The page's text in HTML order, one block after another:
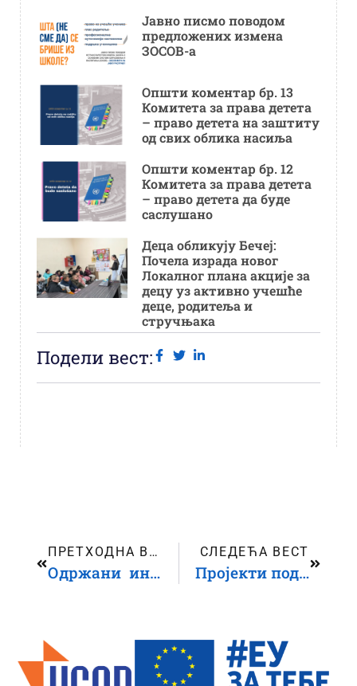
Јавно писмо поводом
предложених измена
ЗОСОВ-а
Општи коментар бр. 13
Комитета за права детета
– право детета на заштиту
од свих облика насиља
Општи коментар бр. 12
Комитета за права детета
– право детета да буде
саслушано
Деца обликују Бечеј:
Почела израда новог
Локалног плана акције за
децу уз активно учешће
деце, родитеља и
стручњака
Подели вест:
ПРЕТХОДНА ВЕСТ
Одржани иницијални састанци организација подржаних у оквиру два позива Ужичког центра за права детета
СЛЕДЕЋА ВЕСТ
Пројекти подржани у оквиру Програма доделе донација за акционе пројекте у области права детета